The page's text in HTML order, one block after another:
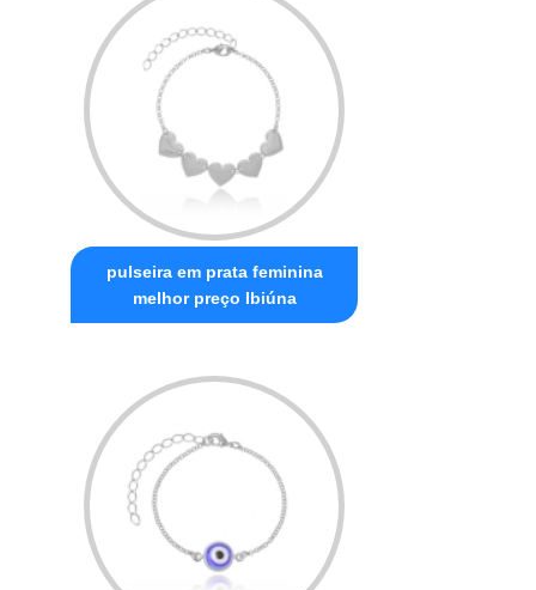
pulseira em prata feminina
melhor preço Ibiúna